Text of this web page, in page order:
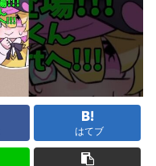
はてブ